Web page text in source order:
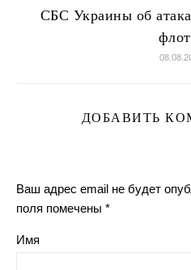
СБС Украины об
ДОБАВИТЬ
Ваш адрес email не будет
поля помечены *
Имя